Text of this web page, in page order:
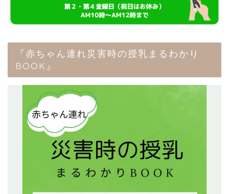
『赤ちゃん連れ災害時の授乳まるわかり
BOOK』